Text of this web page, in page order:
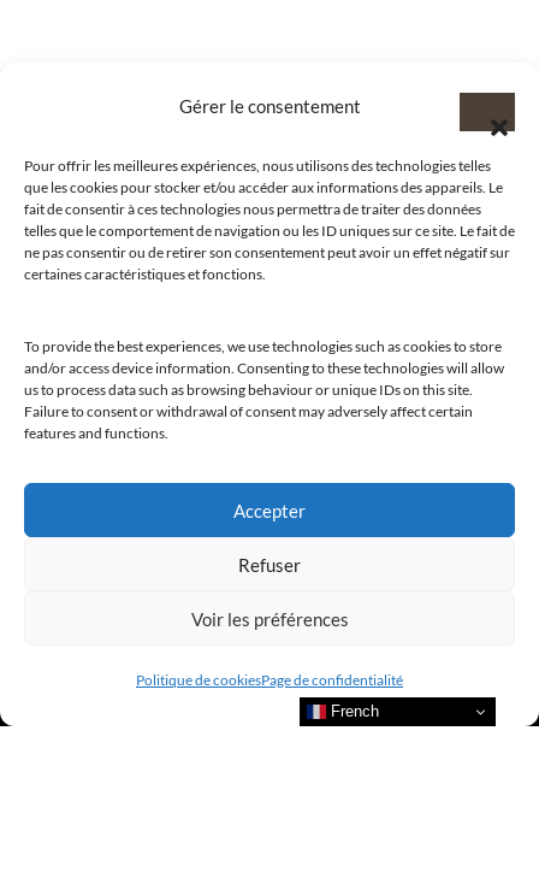
Gérer le consentement
Pour offrir les meilleures expériences, nous utilisons des technologies telles
que les cookies pour stocker et/ou accéder aux informations des appareils. Le
fait de consentir à ces technologies nous permettra de traiter des données
telles que le comportement de navigation ou les ID uniques sur ce site. Le fait de
ne pas consentir ou de retirer son consentement peut avoir un effet négatif sur
certaines caractéristiques et fonctions.
To provide the best experiences, we use technologies such as cookies to store
and/or access device information. Consenting to these technologies will allow
us to process data such as browsing behaviour or unique IDs on this site.
Failure to consent or withdrawal of consent may adversely affect certain
features and functions.
Accepter
Refuser
Voir les préférences
Politique de cookiesPage de confidentialité
@clubamilcar
LUXURY SELECTIONS BY CLUB AMILCAR
French